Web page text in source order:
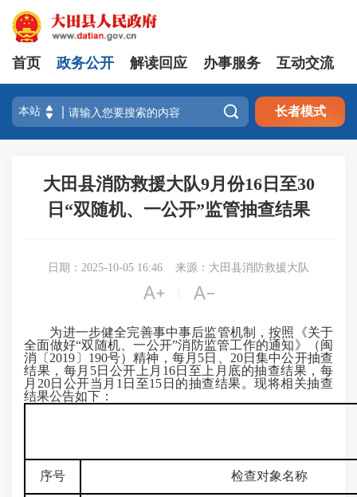
首页 政务公开 解读回应 办事服务 互动交流
 长者模式
大田县消防救援大队9月份16日至30
日“双随机、一公开”监管抽查结果
日期：2025-10-05 16:46 来源：大田县消防救援大队
 
为进一步健全完善事中事后监管机制，按照《关于
全面做好“双随机、一公开”消防监管工作的通知》（闽
消〔2019〕190号）精神，每月5日、20日集中公开抽查
结果，每月5日公开上月16日至上月底的抽查结果，每
月20日公开当月1日至15日的抽查结果。现将相关抽查
结果公告如下：
序号 检查对象名称